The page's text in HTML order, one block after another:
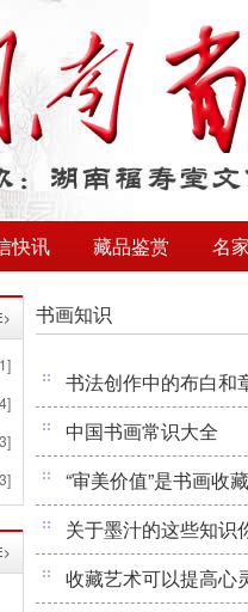
快讯 藏品鉴赏 名
书画知识
书法创作中的布白和
中国书画常识大全
“审美价值”是书画收
关于墨汁的这些知识
收藏艺术可以提高心